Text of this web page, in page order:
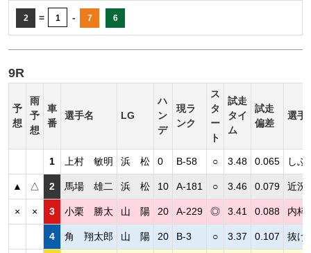
2 = 1 - 7 6
9R
予
想
雨
予
想
車
番
選手名 LG
ハ
ン
デ
現ラ
ンク
ス
タ
ー
ト
試走
タイ
ム
試走
偏差
選手
1 上村 敏明 浜 松 0 B-58 ○ 3.48 0.065 しぶ
▲ △ 2 馬場 雄二 浜 松 10 A-181 ○ 3.46 0.079 近況
× × 3 小栗 勝太 山 陽 20 A-229 ◎ 3.41 0.088 内枠
4 角 翔太郎 山 陽 20 B-3 ○ 3.37 0.107 抜け